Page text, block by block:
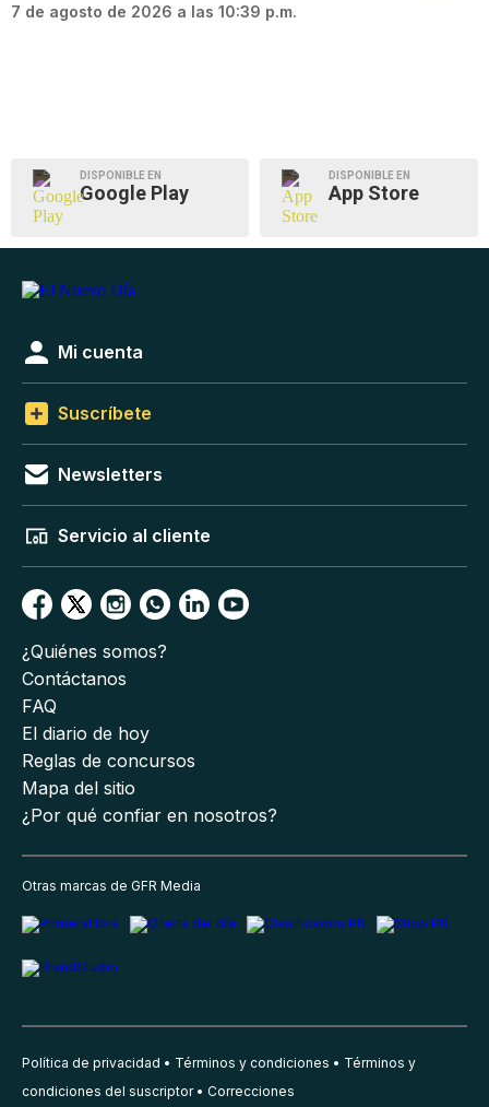
7 de agosto de 2026 a las 10:39 p.m.
DISPONIBLE EN
Google Play
DISPONIBLE EN
App Store
Mi cuenta
Suscríbete
Newsletters
Servicio al cliente
¿Quiénes somos?
Contáctanos
FAQ
El diario de hoy
Reglas de concursos
Mapa del sitio
¿Por qué confiar en nosotros?
Otras marcas de GFR Media
Política de privacidad Términos y condiciones
Términos y
condiciones del suscriptor
Correcciones